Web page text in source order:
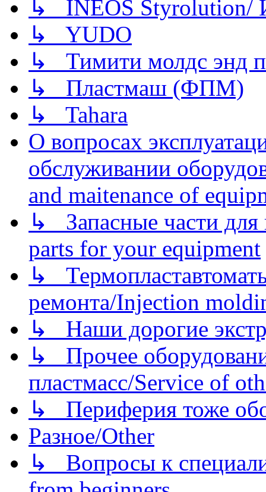
↳ INEOS
↳ YUDO
↳ Тимити молдс энд
↳ Пластмаш (ФПМ)
↳ Tahara
О вопросах
обслуживании
and maitenance of
↳ Запасные части для
parts for your equipment
↳
ремонта/Injection
↳ Наши дорогие
↳ Прочее
пластмасс/Service of
↳ Периферия тоже
Разное/Other
↳ Вопросы к